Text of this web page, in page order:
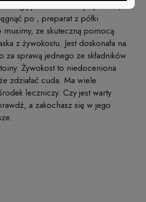
mogą prowadzić do poparzeń,
po , preparat z półki
musimy, ze skuteczną pomocą
z żywokostu. Jest doskonała na
za sprawą jednego ze składników
Żywokost to niedoceniona
zdziałać cuda. Ma wiele
leczniczy. Czy jest warty
a zakochasz się w jego